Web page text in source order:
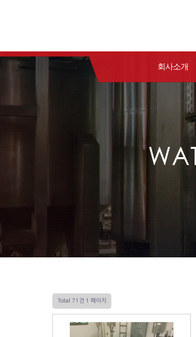
회사소개
Total 71건 1 페이지